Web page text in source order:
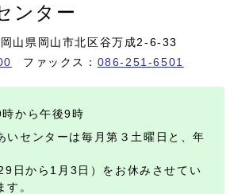
ンター
山県岡山市北区谷万成2-6-33
ファックス： 086-251-6501
時から午後9時
いセンターは毎月第３土曜日と、年
日から1月3日）をお休みさせてい
す。